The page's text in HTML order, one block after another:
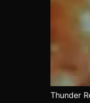
Thunder